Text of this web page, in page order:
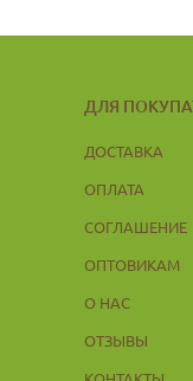
ДЛЯ
ДОСТАВКА
ОПЛАТА
СОГЛАШЕНИЕ
ОПТОВИКАМ
О НАС
ОТЗЫВЫ